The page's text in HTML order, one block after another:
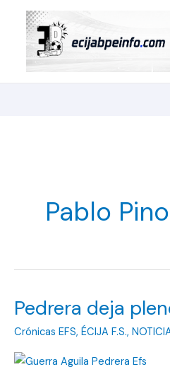
contenido
Pablo Pino
Pedrera deja
Crónicas EFS, ÉCIJA F.S.,